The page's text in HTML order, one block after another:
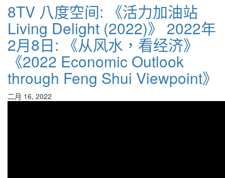
8TV 八度空间: 《活力加油站
Living Delight (2022)》 2022年
2月8日: 《从风水，看经济》
《2022 Economic Outlook
through Feng Shui Viewpoint》
二月 16, 2022